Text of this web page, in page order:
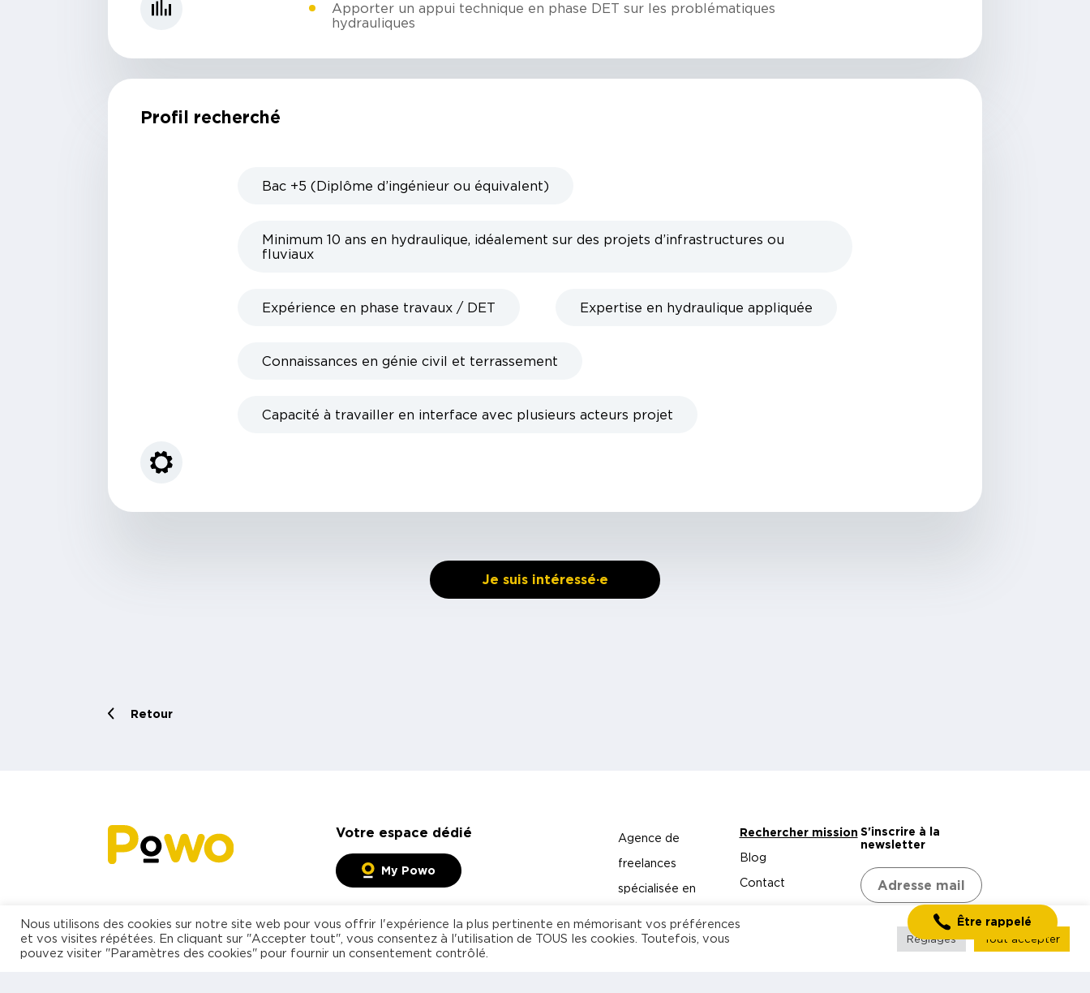
Être rappelé
Apporter un appui technique en phase DET sur les problématiques
hydrauliques
Profil recherché
Bac +5 (Diplôme d’ingénieur ou équivalent)
Minimum 10 ans en hydraulique, idéalement sur des projets d’infrastructures ou
fluviaux
Expérience en phase travaux / DET Expertise en hydraulique appliquée
Connaissances en génie civil et terrassement
Capacité à travailler en interface avec plusieurs acteurs projet
Je suis intéressé·e
Retour
Votre espace dédié
My Powo
Agence de
freelances
spécialisée en
technologies
Rechercher mission
Blog
Contact
S'inscrire à la
newsletter
Nous utilisons des cookies sur notre site web pour vous offrir l'expérience la plus pertinente en mémorisant vos préférences
et vos visites répétées. En cliquant sur "Accepter tout", vous consentez à l'utilisation de TOUS les cookies. Toutefois, vous
pouvez visiter "Paramètres des cookies" pour fournir un consentement contrôlé.
Réglages Tout accepter